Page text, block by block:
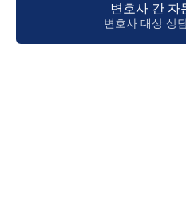
변호사 간 자
변호사 대상 상